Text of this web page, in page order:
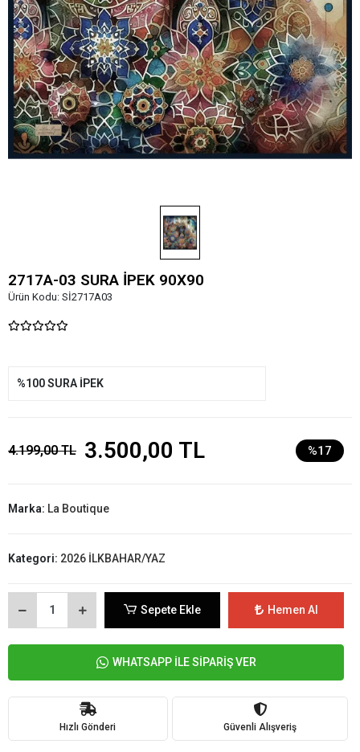
2717A-03 SURA İPEK 90X90
Ürün Kodu: Sİ2717A03
%100 SURA İPEK
4.199,00 TL 3.500,00 TL %17
Marka: La Boutique
Kategori: 2026 İLKBAHAR/YAZ
Sepete Ekle Hemen Al
WHATSAPP İLE SİPARİŞ VER
Hızlı Gönderi Güvenli Alışveriş